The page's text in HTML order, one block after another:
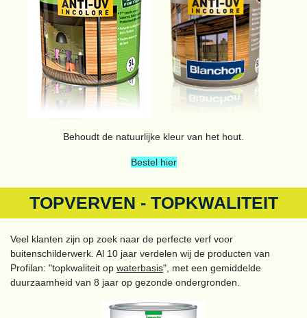
Behoudt de natuurlijke kleur van het hout.
Bestel hier
TOPVERVEN - TOPKWALITEIT
Veel klanten zijn op zoek naar de perfecte verf voor
buitenschilderwerk. Al 10 jaar verdelen wij de producten van
Profilan: "topkwaliteit op waterbasis", met een gemiddelde
duurzaamheid van 8 jaar op gezonde ondergronden.